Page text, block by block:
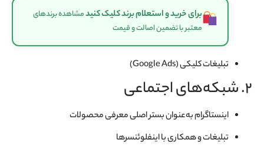
برای خرید و استعلام برند کلیک کنیدمشاهده برندهای
معتبر با تضمین اصالت و قیمت
تبلیغات کلیکی (Google Ads)
۲. شبکه‌های اجتماعی
اینستاگرام به‌عنوان بستر اصلی معرفی محصولات
تبلیغات و همکاری با اینفلوئنسرها